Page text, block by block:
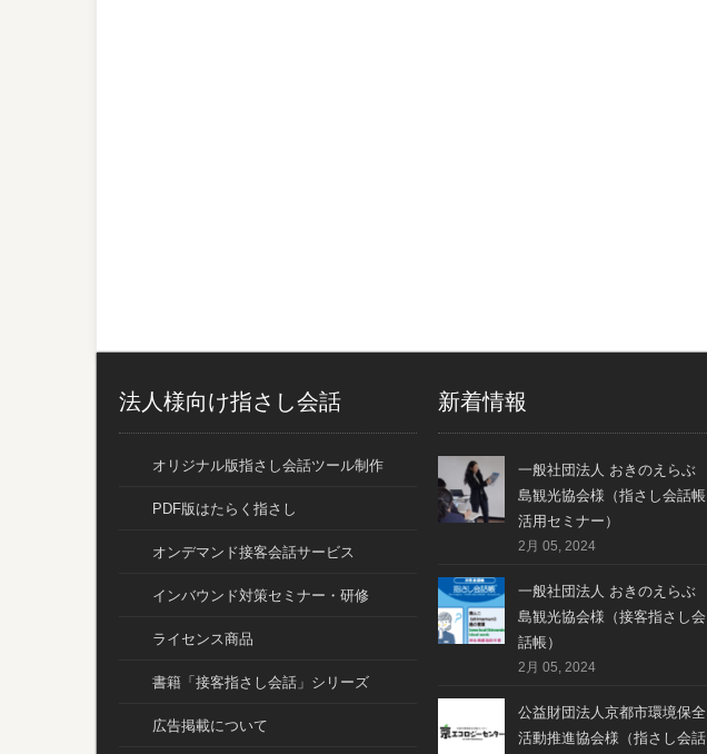
法人様向け指さし会話
オリジナル版指さし会話ツール制作
PDF版はたらく指さし
オンデマンド接客会話サービス
インバウンド対策セミナー・研修
ライセンス商品
書籍「接客指さし会話」シリーズ
広告掲載について
新着情報
一般社団法人 おきのえらぶ
島観光協会様（指さし会話帳
活用セミナー）
2月 05, 2024
一般社団法人 おきのえらぶ
島観光協会様（接客指さし会
話帳）
2月 05, 2024
公益財団法人京都市環境保全
活動推進協会様（指さし会話